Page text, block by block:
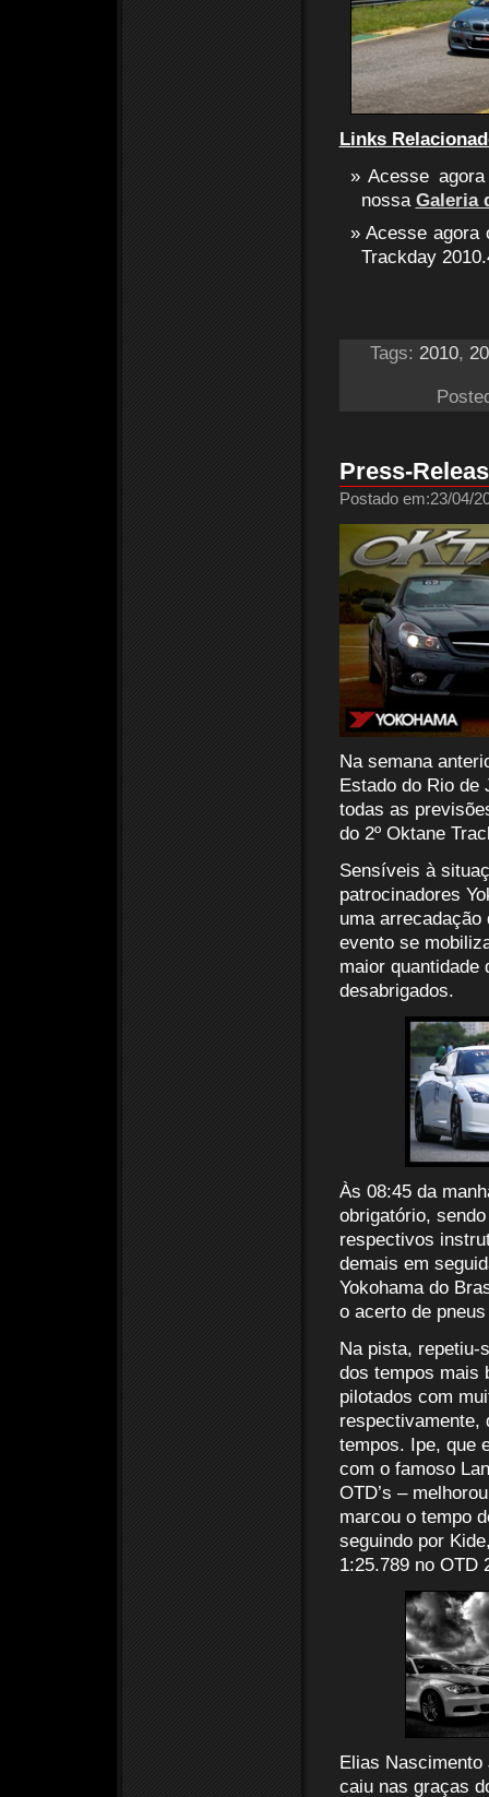
Links
Acesse
nossa Galeria
Acesse agora
Trackday
Tags: 2010,
Press-
Postado em:23/04/
Na semana
Estado do Rio
todas as
do 2º Oktane
Sensíveis à
patrocinadores
uma
evento se
maior quantidade
desabrigados.
Às 08:45 da
obrigatório,
respectivos
demais em
Yokohama do
o acerto de
Na pista, repetiu-
dos tempos mais
pilotados com
respectivamente,
tempos. Ipe, que
com o famoso
OTD’s –
marcou o tempo
seguindo por
1:25.789 no OTD
Elias
caiu nas graças